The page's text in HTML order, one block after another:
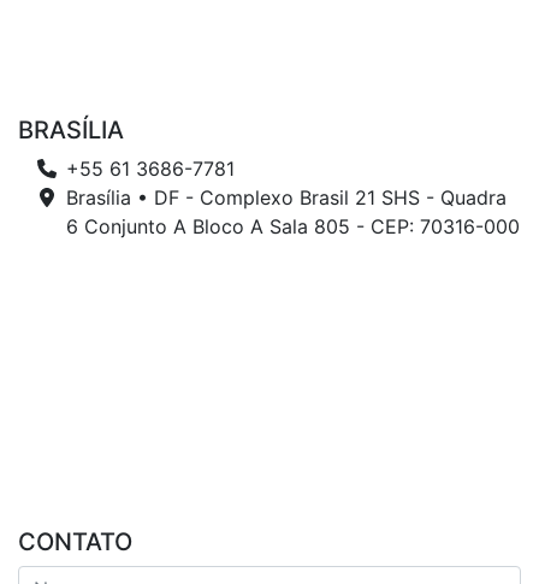
BRASÍLIA
+55 61 3686-7781
Brasília • DF - Complexo Brasil 21 SHS - Quadra
6 Conjunto A Bloco A Sala 805 - CEP: 70316-000
CONTATO